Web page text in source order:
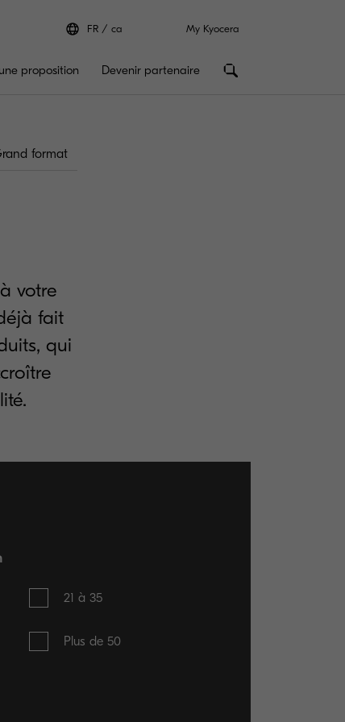
FR ca My Kyocera
proposition Devenir partenaire
format
votre
fait
qui
21 à 35
Plus de 50